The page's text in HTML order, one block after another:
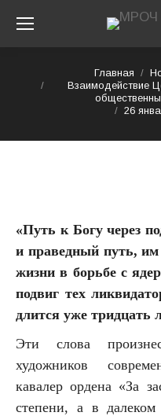
Вы здесь:Главная
Взаимодействие
26
«Путь к Богу через
и праведный путь,
жизни в борьбе с
подвиг тех
длится уже тридцать
Эти слова
художников
кавалер ордена «За
степени, а в